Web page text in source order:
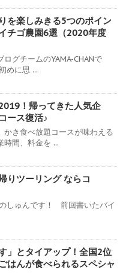
を楽しみきる5つのポイン
チゴ農園6選（2020年度
グチームのYAMA-CHANで
めに思 ...
！帰ってきた人気企
ース復活♪
かき食べ放題コースが味わえる
時間、料金を ...
りツーリング ならコ
しゅんです！ 前回書いたバイ
」とタイアップ！全国2位
はんが食べられるスペシャ